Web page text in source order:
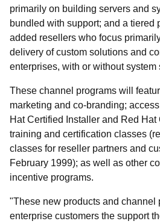
primarily on building servers and
bundled with support; and a tiered
added resellers who focus
delivery of custom solutions and
enterprises, with or without system
These channel programs will
marketing and co-branding;
Hat Certified Installer and Red
training and certification classes
classes for reseller partners and
February 1999); as well as other
incentive programs.
"These new products and channel
enterprise customers the support